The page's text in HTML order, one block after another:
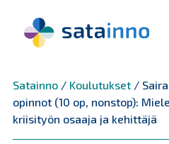
Satainno/ Koulutukset/
opinnot (10 op, nonstop):
kriisityön osaaja ja kehittäjä